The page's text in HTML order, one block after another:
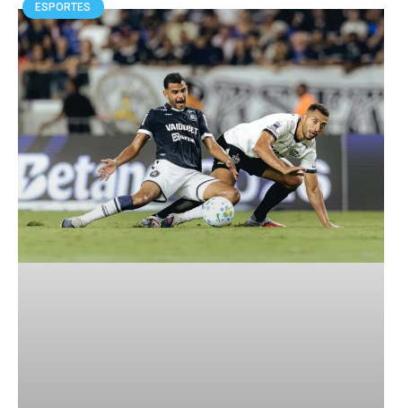
ESPORTES